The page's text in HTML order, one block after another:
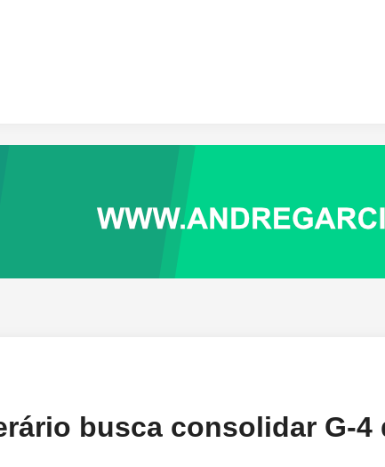
busca consolidar G-4